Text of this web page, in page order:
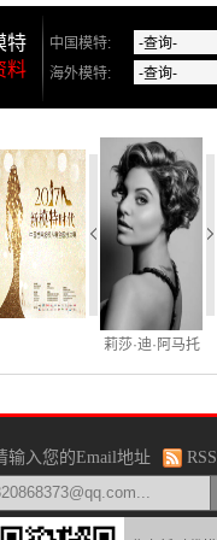
特
料
中国模特:
海外模特:
莉莎·迪·阿马托
输入您的Email地址 RSS